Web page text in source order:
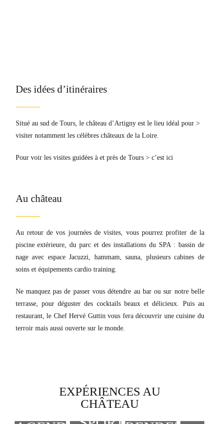
Des idées d’itinéraires
Situé au sud de Tours, le château d’Artigny est le lieu idéal pour >
visiter notamment les célèbres châteaux de la Loire.
Pour voir les visites guidées à et près de Tours> c’est ici
Au château
Au retour de vos journées de visites, vous pourrez profiter de la
piscine extérieure, du parc et des installations du SPA : bassin de
nage avec espace Jacuzzi, hammam, sauna, plusieurs cabines de
soins et équipements cardio training.
Ne manquez pas de passer vous détendre au bar ou sur notre belle
terrasse, pour déguster des cocktails beaux et délicieux. Puis au
restaurant, le Chef Hervé Guttin vous fera découvrir une cuisine du
terroir mais aussi ouverte sur le monde.
EXPÉRIENCES AU
CHÂTEAU